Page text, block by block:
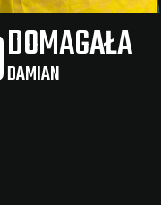
DOMAGAŁA
DAMIAN